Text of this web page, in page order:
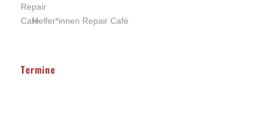
Helfer*innen Repair Café
Termine